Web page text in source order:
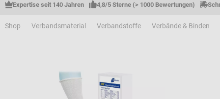
Expertise seit 140 Jahren 4,8/5 Sterne (> 1000 Bewertungen)
Shop Verbandsmaterial Verbandstoffe Verbände & Binden